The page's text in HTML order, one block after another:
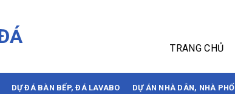
TRANG CHỦ
DỰ ĐÁ BÀN BẾP, ĐÁ LAVABO DỰ ÁN NHÀ DÂN, NHÀ PHỐ